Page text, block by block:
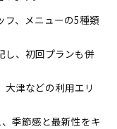
フ、メニューの5種類
し、初回プランも併
大津などの利用エリ
季節感と最新性をキ